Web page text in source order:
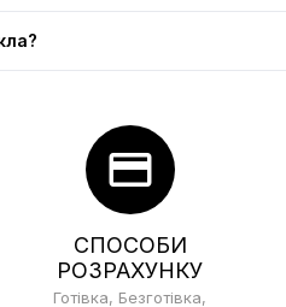
credit_card
СПОСОБИ
РОЗРАХУНКУ
Готівка, Безготівка,